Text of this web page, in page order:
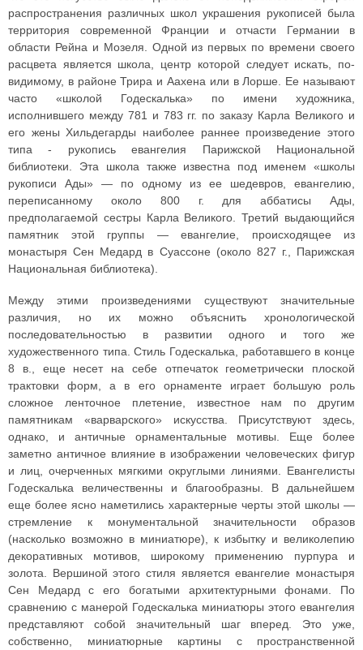
распространения различных школ украшения рукописей была
территория современной Франции и отчасти Германии в
области Рейна и Мозеля. Одной из первых по времени своего
расцвета является школа, центр которой следует искать, по-
видимому, в районе Трира и Аахена или в Лорше. Ее называют
часто «школой Годескалька» по имени художника,
исполнившего между 781 и 783 гг. по заказу Карла Великого и
его жены Хильдегарды наиболее раннее произведение этого
типа - рукопись евангелия Парижской Национальной
библиотеки. Эта школа также известна под именем «школы
рукописи Ады» — по одному из ее шедевров, евангелию,
переписанному около 800 г. для аббатисы Ады,
предполагаемой сестры Карла Великого. Третий выдающийся
памятник этой группы — евангелие, происходящее из
монастыря Сен Медард в Суассоне (около 827 г., Парижская
Национальная библиотека).
Между этими произведениями существуют значительные
различия, но их можно объяснить хронологической
последовательностью в развитии одного и того же
художественного типа. Стиль Годескалька, работавшего в конце
8 в., еще несет на себе отпечаток геометрически плоской
трактовки форм, а в его орнаменте играет большую роль
сложное ленточное плетение, известное нам по другим
памятникам «варварского» искусства. Присутствуют здесь,
однако, и античные орнаментальные мотивы. Еще более
заметно античное влияние в изображении человеческих фигур
и лиц, очерченных мягкими округлыми линиями. Евангелисты
Годескалька величественны и благообразны. В дальнейшем
еще более ясно наметились характерные черты этой школы —
стремление к монументальной значительности образов
(насколько возможно в миниатюре), к избытку и великолепию
декоративных мотивов, широкому применению пурпура и
золота. Вершиной этого стиля является евангелие монастыря
Сен Медард с его богатыми архитектурными фонами. По
сравнению с манерой Годескалька миниатюры этого евангелия
представляют собой значительный шаг вперед. Это уже,
собственно, миниатюрные картины с пространственной